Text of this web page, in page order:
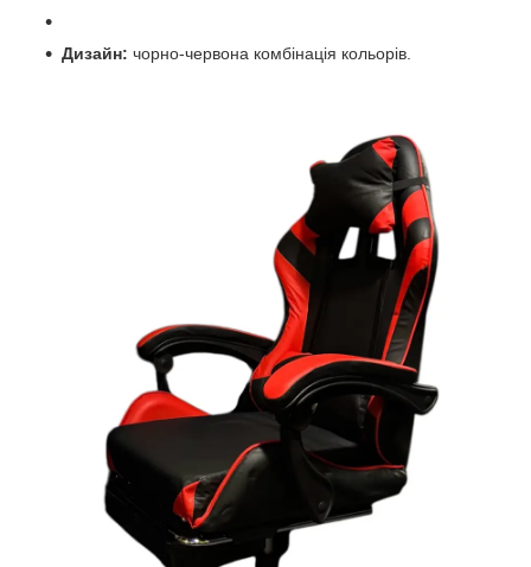
Дизайн: чорно-червона комбінація кольорів.